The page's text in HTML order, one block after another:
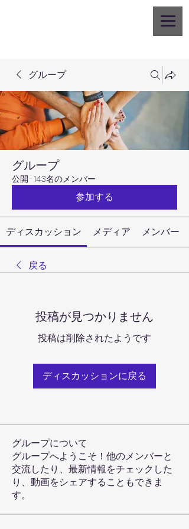
グループ
グループ
公開 · 143名のメンバー
参加する
ディスカッション メディア メンバー
戻る
投稿が見つかりません
投稿は削除されたようです
ディスカッションに戻る
グループについて
グループへようこそ！他のメンバーと
交流したり、最新情報をチェックした
り、動画をシェアすることもできま
す。